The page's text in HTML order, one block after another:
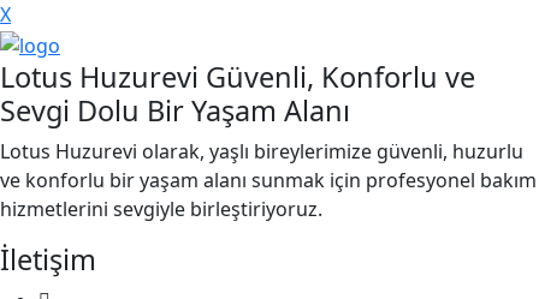
X
Lotus Huzurevi Güvenli, Konforlu ve
Sevgi Dolu Bir Yaşam Alanı
Lotus Huzurevi olarak, yaşlı bireylerimize güvenli, huzurlu
ve konforlu bir yaşam alanı sunmak için profesyonel bakım
hizmetlerini sevgiyle birleştiriyoruz.
İletişim